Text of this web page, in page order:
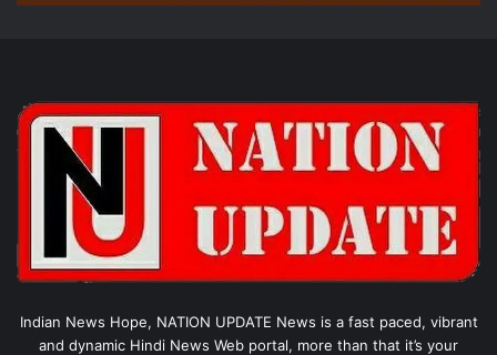
Indian News Hope, NATION UPDATE News is a fast paced, vibrant
and dynamic Hindi News Web portal, more than that it’s your